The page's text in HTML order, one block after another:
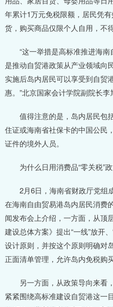
年累计1万元免税限额，居民凭
货，购买商品仅限个人自用，不
“这一举措是高标准推进海南
是推动自贸港政策从产业领域向
实施后岛内居民可以享受到自贸
惠。”北京国家会计学院副院长李
值得注意的是，岛内居民包
住证或海南省社保卡的中国公民
证件的境外人员。
为什么日用消费品“零关税”政
2月6日，海南省财政厅党组
在海南自由贸易港岛内居民消费
闻发布会上介绍，一方面，从顶
建设总体方案》提出“一线”放开
设计原则，并按这个原则明确对
正面清单管理，允许岛内免税购买
另一方面，从政策导向来看
紧紧围绕高标准建设自贸港这一